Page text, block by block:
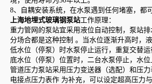
8、自耦安装系统，在水泵遇到任何堵塞，都
上海地埋式玻璃钢泵站工作原理：
重力管网的泵站宜采用液位自动控制，泵站
分场合都是这种控制 。当水位逐渐升高时，
低水位（停泵）时水泵停止运行，重复交替
底水位（停泵）位置时，二台水泵停止，水位
管道压力泵站采用压力变送器（选配）和压
电接点压力表作 为补充，可以设定超高压力